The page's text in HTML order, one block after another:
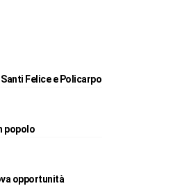
Felice e Policarpo
popolo
opportunità